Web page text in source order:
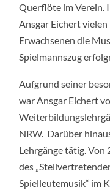
Querflöte im Verein.
Ansgar Eichert
Erwachsenen die
Spielmannszug
Aufgrund seiner
war Ansgar Eichert
NRW. Darüber
Lehrgänge tätig.
des
Spielleutemusik“ im